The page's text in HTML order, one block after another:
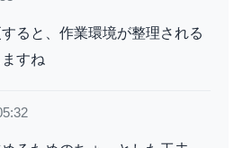
ると、作業環境が整理される
すね